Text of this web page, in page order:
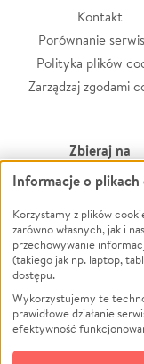
Kontakt
Porównanie
Polityka plików
Zarządzaj zgodami
Zbieraj na
Leczenie
Zwierzęta
Pożar
Ukraina
Pomoc
Projekty
Pogrzeb
Informacje o plikach
Korzystamy z plików
zarówno własnych, jak i
przechowywanie
(takiego jak np. laptop,
dostępu.
Wykorzystujemy te
prawidłowe działanie
efektywność